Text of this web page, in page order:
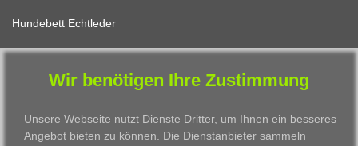
Hundebett Echtleder
FÜR KATZEN
Katzenbett Design
Wir benötigen Ihre Zustimmung
Unsere Webseite nutzt Dienste Dritter, um Ihnen ein besseres
Angebot bieten zu können. Die Dienstanbieter sammeln